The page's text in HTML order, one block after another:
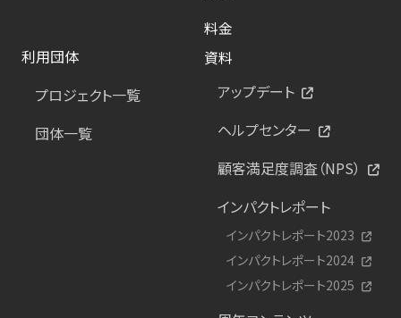
料金
利用団体
プロジェクト一覧
団体一覧
資料
アップデート
ヘルプセンター
顧客満足度調査（NPS）
インパクトレポート
インパクトレポート2023
インパクトレポート2024
インパクトレポート2025